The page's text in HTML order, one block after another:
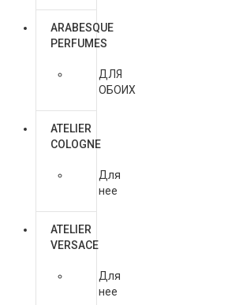
ARABESQUE
PERFUMES
ДЛЯ
ОБОИХ
ATELIER
COLOGNE
Для
нее
ATELIER
VERSACE
Для
нее